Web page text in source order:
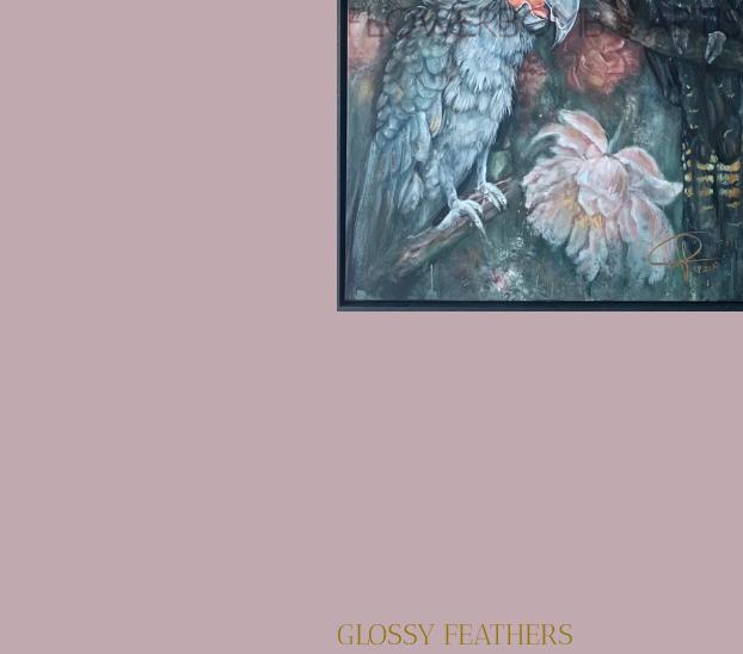
GLOSSY FEATHERS